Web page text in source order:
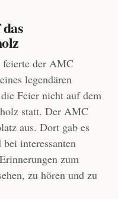
feierte der AMC
legendären
Feier nicht auf dem
statt. Der AMC
aus. Dort gab es
interessanten
zum
zu hören und zu